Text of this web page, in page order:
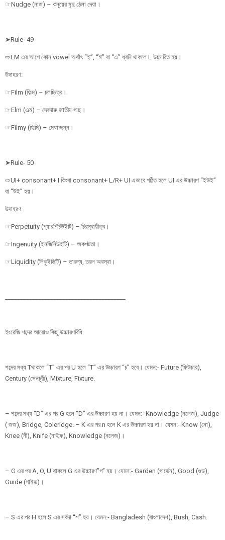
☞Nudge (নাজ) – কনুয়ের মৃদু ঠেলা দেয়া।
➤Rule- 49
⇨LM এর আগে কোন vowel অর্থাৎ “ই”, “ঈ” বা “এ” ধ্বনি থাকলে L উচ্চারিত হয়।
উদাহরণ:
☞Film (ফিল্ম) – চলচ্চিত্র।
☞Elm (এল্ম) – দেবদারু জাতীয় গাছ।
☞Filmy (ফিল্মি) – মেঘাচ্ছন্ন।
➤Rule- 50
⇨UI+ consonant+ I কিংবা consonant+ L/R+ UI এভাবে গঠিত হলে UI এর উচ্চারণ “ইউই”
বা “উই” হয়।
উদাহরণ:
☞Perpetuity (প্যারপিচিউইটি) – চিরস্থায়ীত্ব।
☞Ingenuity (ইনজিনিউইটি) – অকপটতা।
☞Liquidity (লিকুইডিটি) – তারল্য, তরল অবস্থা।
ইংরেজি শব্দের আরোও কিছু উচ্চারণবিধি:
শব্দের মধ্য Tথাকলে “T” এর পর U হলে “T” এর উচ্চারণ “চ” হবে। যেমন:- Future (ফিউচার),
Century (সেনচুরী), Mixture, Fixture.
– শব্দের মধ্য “D” এর পর G হলে “D” এর উচ্চারণ হয় না। যেমন:- Knowledge (নলেজ), Judge
( জজ), Bridge, Coleridge. – K এর পর n হলে K এর উচ্চারণ হয় না। যেমন:- Know (নো),
Knee (নী), Knife (নাইফ), Knowledge (নলেজ)।
– G এর পর A, O, U থাকলে G এর উচ্চারণ”গ” হয়। যেমন:- Garden (গার্ডেন), Good (গুড),
Guide (গাইড)।
– S এর পর H হলে S এর সর্বদা “শ” হয়। যেমন:- Bangladesh (বাংলাদেশ), Bush, Cash.